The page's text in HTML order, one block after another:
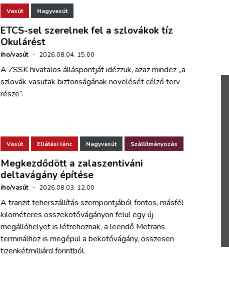
Vasút Nagyvasút
ETCS-sel szerelnek fel a szlovákok tíz
Okulárést
iho/vasút · 2026.08.04. 15:00
A ZSSK hivatalos álláspontját idézzük, azaz mindez „a
szlovák vasutak biztonságának növelését célzó terv
része”.
Vasút Ellátási lánc Nagyvasút Szállítmányozás
Megkezdődött a zalaszentiváni
deltavágány építése
iho/vasút · 2026.08.03. 12:00
A tranzit teherszállítás szempontjából fontos, másfél
kilométeres összekötővágányon felül egy új
megállóhelyet is létrehoznak, a leendő Metrans-
terminálhoz is megépül a bekötővágány, összesen
tizenkétmilliárd forintból.